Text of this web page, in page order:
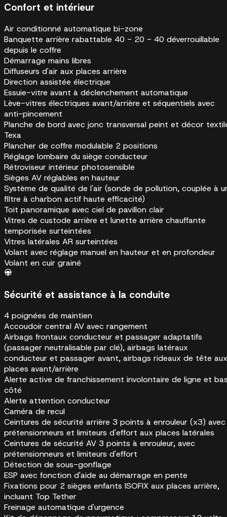
Confort et intérieur
Air conditionné automatique bi-zone
Banquette arrière rabattable 40 - 20 - 40 déverrouillable
depuis le coffre
Démarrage mains libres
Diffuseurs d'air aux places arrière
Direction assistée électrique
Essuie-vitre avant à déclenchement automatique
Lève-vitres électriques avant/arrière et séquentiels avec
anti-pincement
Planche de bord avec jonc transversal peint et décor
Texa
Plancher de coffre modulable 2 positions
Réglage lombaire du siège conducteur
Rétroviseur intérieur photosensible
Sièges AV réglables en hauteur
Système de qualité de l'air (sonde de pollution, couplée à
filtre à charbon actif haute efficacité)
Toit panoramique avec ciel de pavillon clair
Vitres de custode arrière et lunette arrière chauffante
temporisée surteintées
Vitres latérales AR surteintées
Volant avec réglage manuel en hauteur et en profondeur
Volant en cuir grainé
Sécurité et assistance à la conduite
4 poignées de maintien
Accoudoir central AV avec rangement
Airbags frontaux conducteur et passager adaptatifs
(passager neutralisable par clé), airbags latéraux
conducteur et passager avant, airbags rideaux de tête aux
places avant/arrière
Alerte active de franchissement involontaire de ligne et
côté
Alerte attention conducteur
Caméra de recul
Ceintures de sécurité arrière 3 points à enrouleur (x3) avec
prétensionneurs et limiteurs d'effort aux places latérales
Ceintures de sécurité AV 3 points à enrouleur, avec
prétensionneurs et limiteurs d'effort
Détection de sous-gonflage
ESP avec fonction d'aide au démarrage en pente
Fixations pour 2 sièges enfants ISOFIX aux places arrière,
incluant Top Tether
Freinage automatique d'urgence